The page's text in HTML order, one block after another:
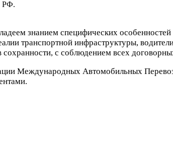
РФ.
знанием специфических
транспортной инфраструктуры,
с соблюдением всех
Международных Автомобильных